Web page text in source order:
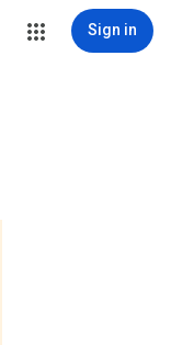
Sign in